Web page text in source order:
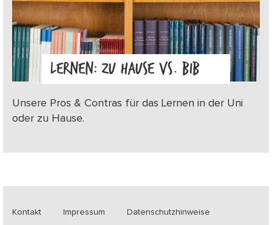
LERNEN: ZU HAUSE VS. BIB
Unsere Pros & Contras für das Lernen in der Uni
oder zu Hause.
Kontakt Impressum Datenschutzhinweise